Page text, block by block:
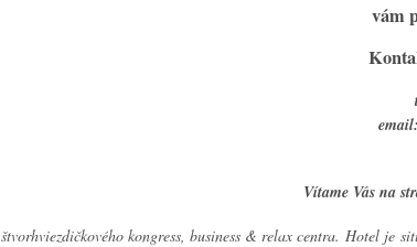
vám
Vítame Vás na
štvorhviezdičkového kongress, business & relax centra. Hotel je